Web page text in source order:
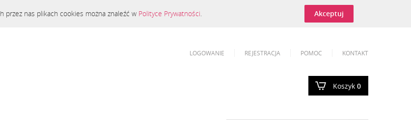
przez nas plikach cookies można znaleźć w Polityce Prywatności. Akceptuj
Koszyk 0
LOGOWANIE REJESTRACJA POMOC KONTAKT